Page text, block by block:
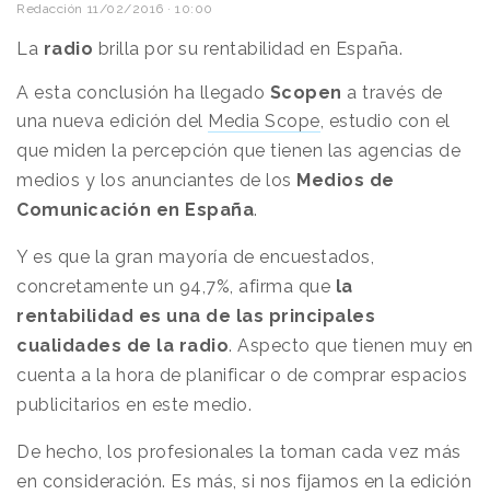
Redacción 11/02/2016 · 10:00
La radio brilla por su rentabilidad en España.
A esta conclusión ha llegado Scopen a través de
una nueva edición del Media Scope, estudio con el
que miden la percepción que tienen las agencias de
medios y los anunciantes de los Medios de
Comunicación en España.
Y es que la gran mayoría de encuestados,
concretamente un 94,7%, afirma que la
rentabilidad es una de las principales
cualidades de la radio. Aspecto que tienen muy en
cuenta a la hora de planificar o de comprar espacios
publicitarios en este medio.
De hecho, los profesionales la toman cada vez más
en consideración. Es más, si nos fijamos en la edición